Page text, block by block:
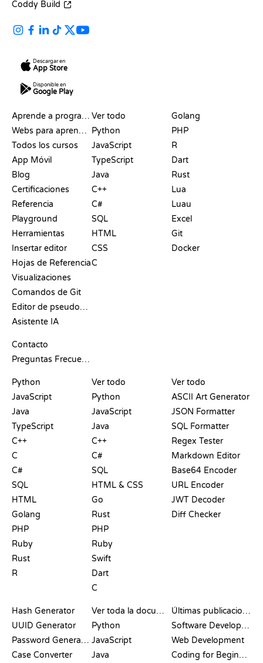
Coddy Build
Descargar en
App Store
Disponible en
Google Play
Aprende a programar
Webs para aprender a programar gratis
Todos los cursos
App Móvil
Blog
Certificaciones
Referencia
Playground
Herramientas
Insertar editor
Hojas de Referencia
Visualizaciones
Comandos de Git
Editor de pseudocódigo
Asistente IA
Contacto
Preguntas Frecuentes
Ver todo
Python
JavaScript
TypeScript
Java
C++
C#
SQL
HTML
CSS
C
Golang
PHP
R
Dart
Rust
Lua
Luau
Excel
Git
Docker
Python
JavaScript
Java
TypeScript
C++
C
C#
SQL
HTML
Golang
PHP
Ruby
Rust
R
Ver todo
Python
JavaScript
Java
C++
C#
SQL
HTML & CSS
Go
Rust
PHP
Ruby
Swift
Dart
C
Ver todo
ASCII Art Generator
JSON Formatter
SQL Formatter
Regex Tester
Markdown Editor
Base64 Encoder
URL Encoder
JWT Decoder
Diff Checker
Hash Generator
UUID Generator
Password Generator
Case Converter
Ver toda la documentación
Python
JavaScript
Java
Últimas publicaciones
Software Development
Web Development
Coding for Beginners